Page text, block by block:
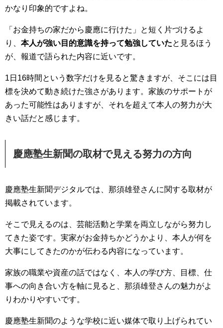
かなり印象的ですよね。
「お金持ちの家だから慶應に行けた」と短く片づけるよ
り、 本人が強い目的意識を持って勉強していたと見るほう
が、報道で語られた内容に近いです。
1日16時間という数字だけを見ると驚きますが、そこには目
標を決めて動き続けた強さがあります。家族のサポートが
あった可能性はありますが、それを超えて本人の努力が大
きい話だと感じます。
慶應塾生新聞の取材で見える努力の方向
慶應塾生新聞デジタルでは、那須雄登さんに関する取材が
掲載されています。
そこで見えるのは、芸能活動と学業を両立しながら努力し
てきた姿です。実家がお金持ちかどうかより、本人が何を
大事にしてきたのかが伝わる内容になっています。
家族の職業や資産の話ではなく、本人の学び方、目標、仕
事への向き合い方を軸に見ると、那須雄登さんの魅力がよ
りわかりやすいです。
慶應塾生新聞のような学校に近い媒体で取り上げられてい